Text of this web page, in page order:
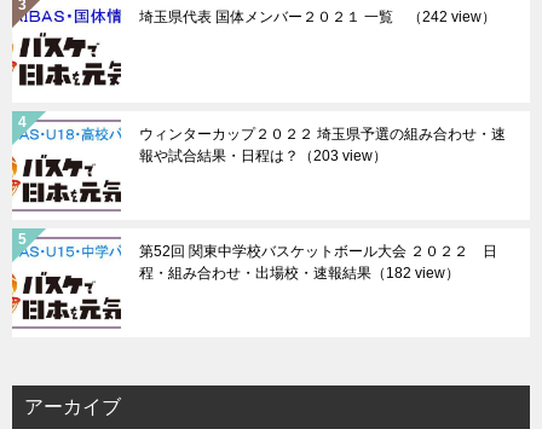
埼玉県代表 国体メンバー２０２１ 一覧 （242 view）
ウィンターカップ２０２２ 埼玉県予選の組み合わせ・速
報や試合結果・日程は？
（203 view）
第52回 関東中学校バスケットボール大会 ２０２２ 日
程・組み合わせ・出場校・速報結果 （182 view）
アーカイブ